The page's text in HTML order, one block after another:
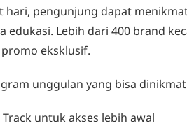
hari, pengunjung dapat
edukasi. Lebih dari 400 brand
eksklusif.
unggulan yang bisa
untuk akses lebih awal